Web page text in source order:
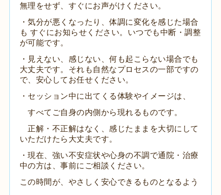
無理をせず、すぐにお声がけください。
・気分が悪くなったり、体調に変化を感じた場合
も すぐにお知らせください。いつでも中断・調整
が可能です。
・見えない、感じない、何も起こらない場合でも
大丈夫です。 それも自然なプロセスの一部ですの
で、安心してお任せください。
・セッション中に出てくる体験やイメージは、
すべてご自身の内側から現れるものです。
正解・不正解はなく、感じたままを大切にして
いただけたら大丈夫です。
・現在、強い不安症状や心身の不調で通院・治療
中の方は、事前にご相談ください。
この時間が、やさしく安心できるものとなるよう